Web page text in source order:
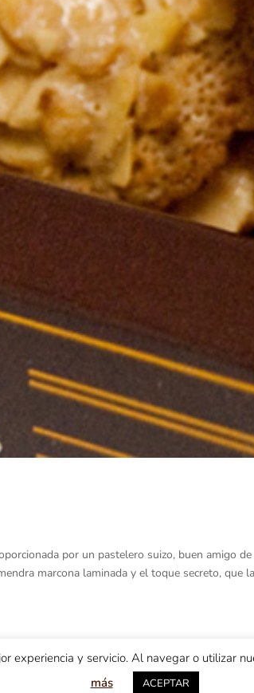
por un pastelero suizo, buen amigo
marcona laminada y el toque secreto, que
Política de Cookies Pago seguro
experiencia y servicio. Al navegar o utilizar
más
ACEPTAR